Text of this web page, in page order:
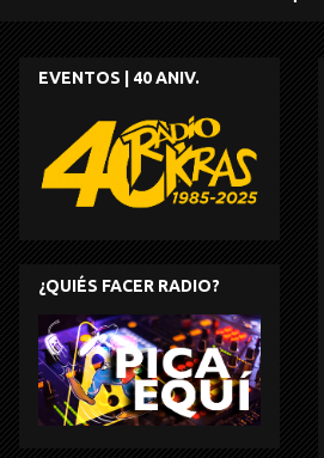
EVENTOS | 40 ANIV.
¿QUIÉS FACER RADIO?